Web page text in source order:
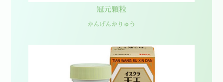
冠元顆粒
かんげんかりゅう